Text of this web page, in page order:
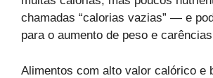
chamadas “calorias vazias” — e
para o aumento de peso e
Alimentos com alto valor calórico e